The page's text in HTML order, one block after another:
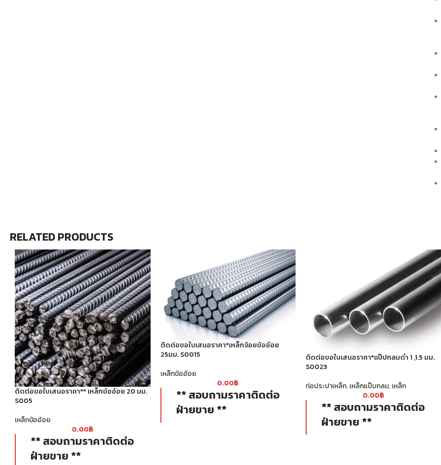
RELATED PRODUCTS
ติดต่อขอใบเสนอราคา** เหล็กข้ออ้อย 20 มม.
S005
เหล็กข้ออ้อย
0.00฿
** สอบถามราคาติดต่อ
ฝ่ายขาย **
ติดต่อขอใบเสนอราคา*เหล็กจ้อยข้ออ้อย
25มม. S0015
เหล็กข้ออ้อย
0.00฿
** สอบถามราคาติดต่อ
ฝ่ายขาย **
ติดต่อขอใบเสนอราคา*แป๊ปกลมดำ 1 ,1.5 มม.
S0023
ท่อประปาเหล็ก,เหล็กแป๊บกลม,เหล็ก
0.00฿
** สอบถามราคาติดต่อ
ฝ่ายขาย **